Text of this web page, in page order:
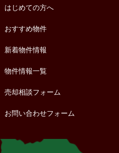
はじめての方へ
おすすめ物件
新着物件情報
物件情報一覧
売却相談フォーム
お問い合わせフォーム